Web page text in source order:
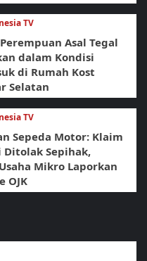
TV
Asal Tegal
dalam Kondisi
di Rumah Kost
Selatan
TV
Sepeda Motor: Klaim
Ditolak Sepihak,
Mikro Laporkan
OJK